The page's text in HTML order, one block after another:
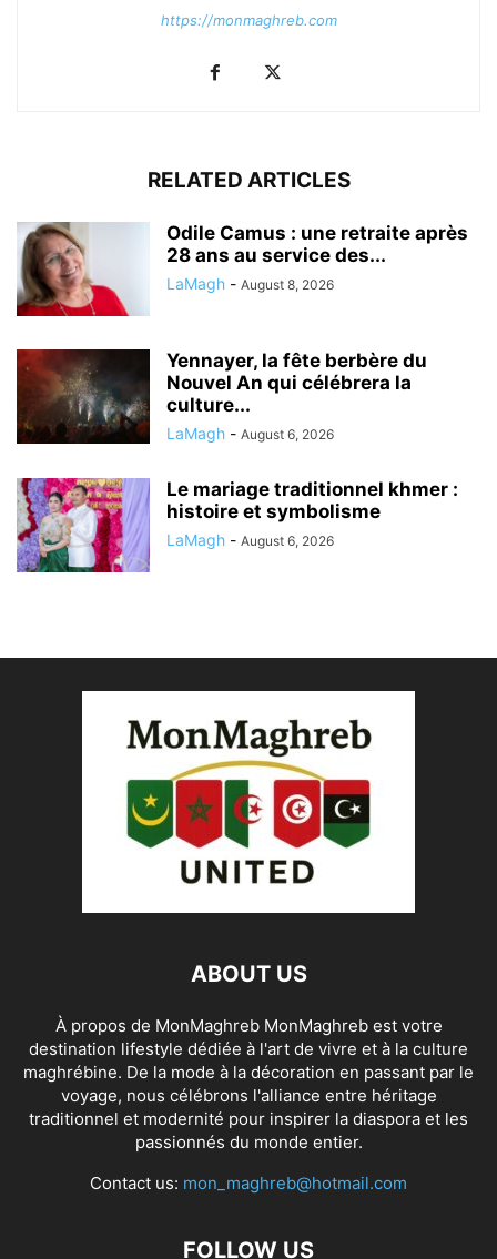
https://monmaghreb.com
RELATED ARTICLES
Odile Camus : une retraite après
28 ans au service des...
LaMagh - August 8, 2026
Yennayer, la fête berbère du
Nouvel An qui célébrera la
culture...
LaMagh - August 6, 2026
Le mariage traditionnel khmer :
histoire et symbolisme
LaMagh - August 6, 2026
ABOUT US
À propos de MonMaghreb MonMaghreb est votre
destination lifestyle dédiée à l'art de vivre et à la culture
maghrébine. De la mode à la décoration en passant par le
voyage, nous célébrons l'alliance entre héritage
traditionnel et modernité pour inspirer la diaspora et les
passionnés du monde entier.
Contact us: mon_maghreb@hotmail.com
FOLLOW US